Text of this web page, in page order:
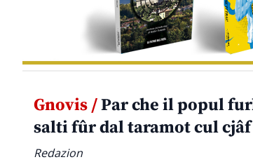
Gnovis /Par che il popul
salti fûr dal taramot cul
Redazion